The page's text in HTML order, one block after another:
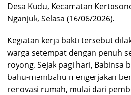
Desa Kudu, Kecamatan
Nganjuk, Selasa (16/06/2026).
Kegiatan kerja bakti tersebut
warga setempat dengan penuh
royong. Sejak pagi hari, Babinsa
bahu-membahu mengerjakan
renovasi rumah, mulai dari